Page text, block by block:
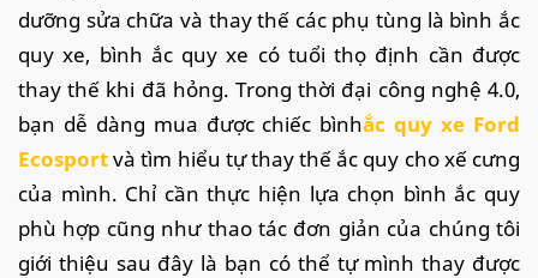
dưỡng sửa chữa và thay thế các phụ tùng là bình ắc
quy xe, bình ắc quy xe có tuổi thọ định cần được
thay thế khi đã hỏng. Trong thời đại công nghệ 4.0,
bạn dễ dàng mua được chiếc bìnhắc quy xe Ford
Ecosportvà tìm hiểu tự thay thế ắc quy cho xế cưng
của mình. Chỉ cần thực hiện lựa chọn bình ắc quy
phù hợp cũng như thao tác đơn giản của chúng tôi
giới thiệu sau đây là bạn có thể tự mình thay được